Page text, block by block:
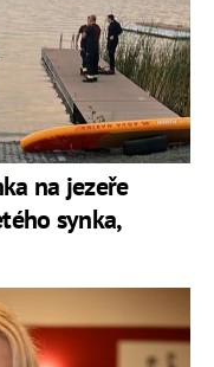
na jezeře
synka,